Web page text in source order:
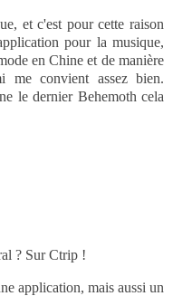
et c'est pour cette raison
pour la musique,
en Chine et de manière
me convient assez bien.
le dernier Behemoth cela
? Sur Ctrip !
application, mais aussi un